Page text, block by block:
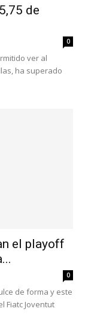
de
0
ver al
ha superado
el playoff
0
de forma y este
Fiatc Joventut